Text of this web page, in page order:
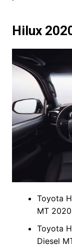
Hilux
Toyota
MT 2020
Toyota
Diesel